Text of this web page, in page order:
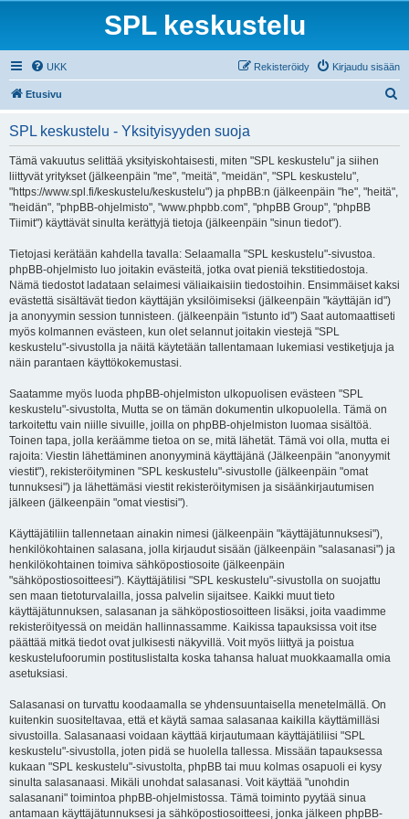
SPL keskustelu
UKK Kirjaudu sisään
Rekisteröidy
Etusivu
SPL keskustelu - Yksityisyyden suoja
Tämä vakuutus selittää yksityiskohtaisesti, miten "SPL keskustelu" ja siihen
liittyvät yritykset (jälkeenpäin "me", "meitä", "meidän", "SPL keskustelu",
"https://www.spl.fi/keskustelu/keskustelu") ja phpBB:n (jälkeenpäin "he", "heitä",
"heidän", "phpBB-ohjelmisto", "www.phpbb.com", "phpBB Group", "phpBB
Tiimit") käyttävät sinulta kerättyjä tietoja (jälkeenpäin "sinun tiedot").
Tietojasi kerätään kahdella tavalla: Selaamalla "SPL keskustelu"-sivustoa.
phpBB-ohjelmisto luo joitakin evästeitä, jotka ovat pieniä tekstitiedostoja.
Nämä tiedostot ladataan selaimesi väliaikaisiin tiedostoihin. Ensimmäiset kaksi
evästettä sisältävät tiedon käyttäjän yksilöimiseksi (jälkeenpäin "käyttäjän id")
ja anonyymin session tunnisteen. (jälkeenpäin "istunto id") Saat automaattiseti
myös kolmannen evästeen, kun olet selannut joitakin viestejä "SPL
keskustelu"-sivustolla ja näitä käytetään tallentamaan lukemiasi vestiketjuja ja
näin parantaen käyttökokemustasi.
Saatamme myös luoda phpBB-ohjelmiston ulkopuolisen evästeen "SPL
keskustelu"-sivustolta, Mutta se on tämän dokumentin ulkopuolella. Tämä on
tarkoitettu vain niille sivuille, joilla on phpBB-ohjelmiston luomaa sisältöä.
Toinen tapa, jolla keräämme tietoa on se, mitä lähetät. Tämä voi olla, mutta ei
rajoita: Viestin lähettäminen anonyyminä käyttäjänä (Jälkeenpäin "anonyymit
viestit"), rekisteröityminen "SPL keskustelu"-sivustolle (jälkeenpäin "omat
tunnuksesi") ja lähettämäsi viestit rekisteröitymisen ja sisäänkirjautumisen
jälkeen (jälkeenpäin "omat viestisi").
Käyttäjätiliin tallennetaan ainakin nimesi (jälkeenpäin "käyttäjätunnuksesi"),
henkilökohtainen salasana, jolla kirjaudut sisään (jälkeenpäin "salasanasi") ja
henkilökohtainen toimiva sähköpostiosoite (jälkeenpäin
"sähköpostiosoitteesi"). Käyttäjätilisi "SPL keskustelu"-sivustolla on suojattu
sen maan tietoturvalailla, jossa palvelin sijaitsee. Kaikki muut tieto
käyttäjätunnuksen, salasanan ja sähköpostiosoitteen lisäksi, joita vaadimme
rekisteröityessä on meidän hallinnassamme. Kaikissa tapauksissa voit itse
päättää mitkä tiedot ovat julkisesti näkyvillä. Voit myös liittyä ja poistua
keskustelufoorumin postituslistalta koska tahansa haluat muokkaamalla omia
asetuksiasi.
Salasanasi on turvattu koodaamalla se yhdensuuntaisella menetelmällä. On
kuitenkin suositeltavaa, että et käytä samaa salasanaa kaikilla käyttämilläsi
sivustoilla. Salasanaasi voidaan käyttää kirjautumaan käyttäjätiliisi "SPL
keskustelu"-sivustolla, joten pidä se huolella tallessa. Missään tapauksessa
kukaan "SPL keskustelu"-sivustolta, phpBB tai muu kolmas osapuoli ei kysy
sinulta salasanaasi. Mikäli unohdat salasanasi. Voit käyttää "unohdin
salasanani" toimintoa phpBB-ohjelmistossa. Tämä toiminto pyytää sinua
antamaan käyttäjätunnuksesi ja sähköpostiosoitteesi, jonka jälkeen phpBB-